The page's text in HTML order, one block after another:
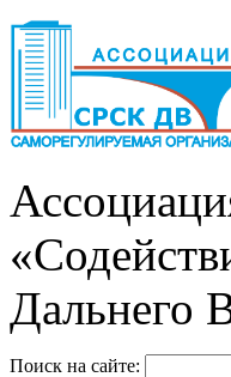
Поиск на сайте: